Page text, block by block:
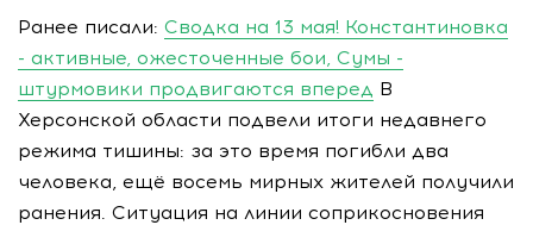
Ранее писали: Сводка на 13 мая! Константиновка
- активные, ожесточенные бои, Сумы -
штурмовики продвигаются вперед В
Херсонской области подвели итоги недавнего
режима тишины: за это время погибли два
человека, ещё восемь мирных жителей получили
ранения. Ситуация на линии соприкосновения